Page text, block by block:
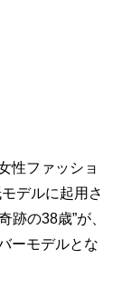
性ファッショ
デルに起用さ
跡の38歳”が、
ーモデルとな